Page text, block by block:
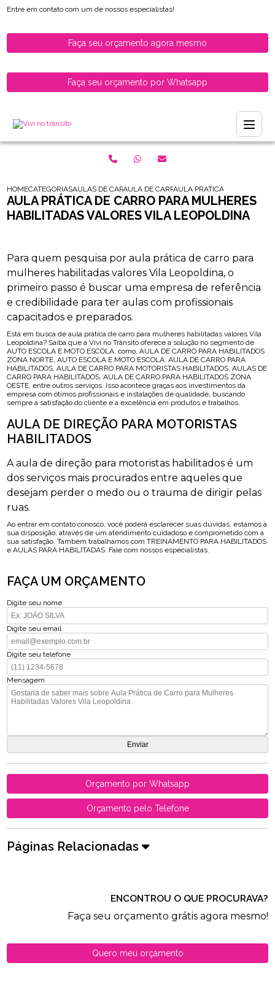
Entre em contato com um de nossos especialistas!
Faça seu orçamento agora mesmo
Faça seu orçamento por Whatsapp
HOMECATEGORIASAULAS DE CARRO PARA HABILITADOS
AULA DE CARRO PARA HABILITADOS ZONA
AULA PRATICA DE CARRO
AULA PRÁTICA DE CARRO PARA MULHERES
HABILITADAS VALORES VILA LEOPOLDINA
Para quem pesquisa por aula prática de carro para
mulheres habilitadas valores Vila Leopoldina, o
primeiro passo é buscar uma empresa de referência
e credibilidade para ter aulas com profissionais
capacitados e preparados.
Está em busca de aula prática de carro para mulheres habilitadas valores Vila
Leopoldina? Saiba que a Vivi no Trânsito oferece a solução no segmento de
AUTO ESCOLA E MOTO ESCOLA, como, AULA DE CARRO PARA HABILITADOS
ZONA NORTE, AUTO ESCOLA E MOTO ESCOLA, AULA DE CARRO PARA
HABILITADOS, AULA DE CARRO PARA MOTORISTAS HABILITADOS, AULAS DE
CARRO PARA HABILITADOS, AULA DE CARRO PARA HABILITADOS ZONA
OESTE, entre outros serviços. Isso acontece graças aos investimentos da
empresa com ótimos profissionais e instalações de qualidade, buscando
sempre a satisfação do cliente e a excelência em produtos e trabalhos.
AULA DE DIREÇÃO PARA MOTORISTAS
HABILITADOS
A aula de direção para motoristas habilitados é um
dos serviços mais procurados entre aqueles que
desejam perder o medo ou o trauma de dirigir pelas
ruas.
Ao entrar em contato conosco, você poderá esclarecer suas dúvidas, estamos à
sua disposição, através de um atendimento cuidadoso e comprometido com a
sua satisfação. Também trabalhamos com TREINAMENTO PARA HABILITADOS
e AULAS PARA HABILITADAS. Fale com nossos especialistas.
FAÇA UM ORÇAMENTO
Digite seu nome
Digite seu email
Digite seu telefone
Mensagem
Orçamento por Whatsapp
Orçamento pelo Telefone
Páginas Relacionadas
ENCONTROU O QUE PROCURAVA?
Faça seu orçamento grátis agora mesmo!
Quero meu orçamento